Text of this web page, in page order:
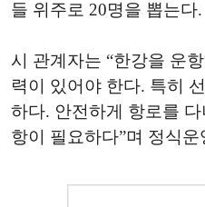
들 위주로 20명을 뽑는다.
시 관계자는 “한강을 운
력이 있어야 한다. 특히
하다. 안전하게 항로를
항이 필요하다”며 정식